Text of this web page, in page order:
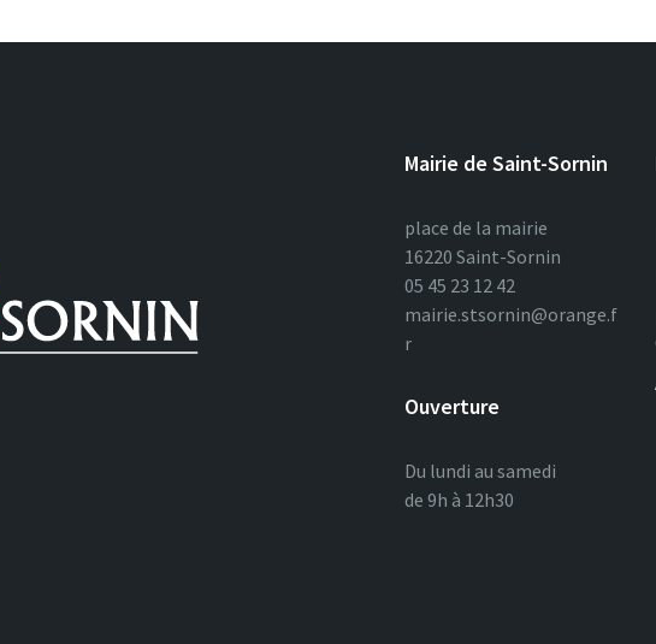
Mairie de Saint-Sornin
place de la mairie
16220 Saint-Sornin
05 45 23 12 42
mairie.stsornin@orange.f
r
Ouverture
Du lundi au samedi
de 9h à 12h30